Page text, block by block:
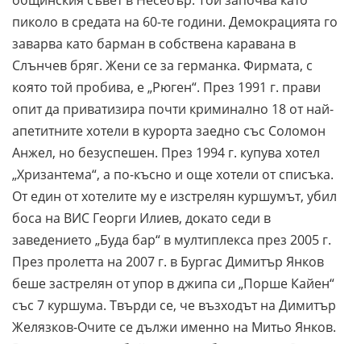
пиколо в средата на 60-те години. Демокрацията го
заварва като барман в собствена каравана в
Слънчев бряг. Жени се за германка. Фирмата, с
която той пробива, е „Рюген“. През 1991 г. прави
опит да приватизира почти криминално 18 от най-
апетитните хотели в курорта заедно със Соломон
Анжел, но безуспешен. През 1994 г. купува хотел
„Хризантема“, а по-късно и още хотели от списъка.
От един от хотелите му е изстрелян куршумът, убил
боса на ВИС Георги Илиев, докато седи в
заведението „Буда бар“ в мултиплекса през 2005 г.
През пролетта на 2007 г. в Бургас Димитър Янков
беше застрелян от упор в джипа си „Порше Кайен“
със 7 куршума. Твърди се, че възходът на Димитър
Желязков-Очите се дължи именно на Митьо Янков.